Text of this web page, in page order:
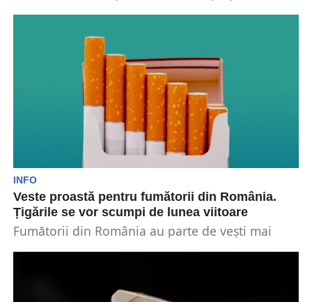
INFO
Veste proastă pentru fumătorii din România.
Țigările se vor scumpi de lunea viitoare
Fumătorii din România au parte de vești mai